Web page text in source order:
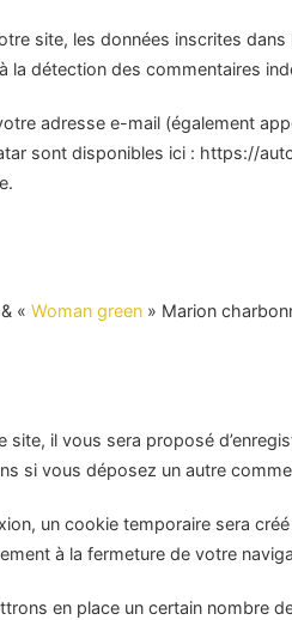
site, les données inscrites
la détection des commentaires
adresse e-mail (également
sont disponibles ici : https://
« Woman green » Marion
il vous sera proposé
si vous déposez un autre
un cookie temporaire sera
à la fermeture de votre
en place un certain nombre